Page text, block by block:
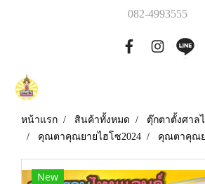
082-4993555
หน้าแรก สินค้าทั้งหมด
ตุ๊กตาตั้งศาล
คุณตาคุณยายไฮโซ2024
คุณตาคุณย
New